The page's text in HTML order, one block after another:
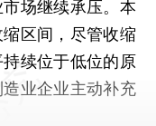
场继续承压。本
区间，尽管收缩
续位于低位的原
业企业主动补充